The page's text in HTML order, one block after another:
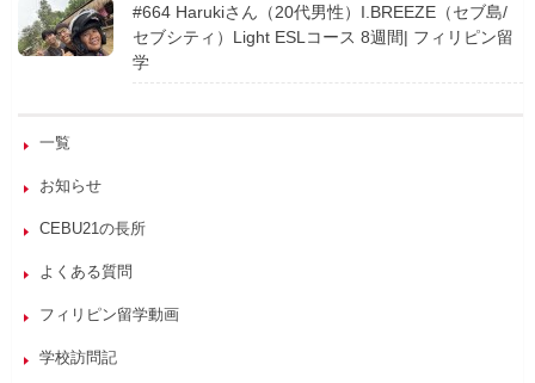
#664 Harukiさん（20代男性）I.BREEZE（セブ島/
セブシティ）Light ESLコース 8週間| フィリピン留
学
一覧
お知らせ
CEBU21の長所
よくある質問
フィリピン留学動画
学校訪問記